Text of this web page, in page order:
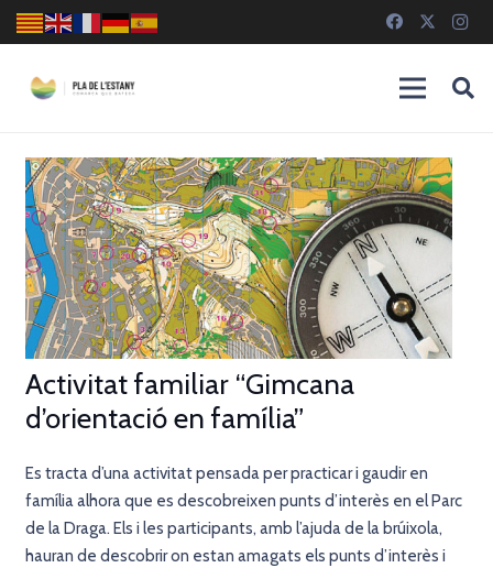
Activitat familiar “Gimcana
d’orientació en família”
Es tracta d’una activitat pensada per practicar i gaudir en
família alhora que es descobreixen punts d’interès en el Parc
de la Draga. Els i les participants, amb l’ajuda de la brúixola,
hauran de descobrir on estan amagats els punts d’interès i